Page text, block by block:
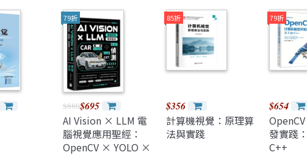
79折
$880$695
AI Vision × LLM 電
腦視覺應用聖經：
OpenCV × YOLO ×
85折
$356
計算機視覺：原理算
法與實踐
79折
$654
發實踐
C++